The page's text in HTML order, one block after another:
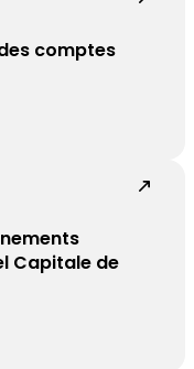
comptes
Capitale de